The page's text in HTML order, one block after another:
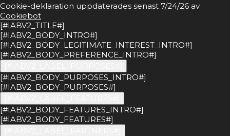
Cookie-deklaration uppdaterades senast 7/24/26 av
Cookiebot
[#IABV2_TITLE#]
[#IABV2_BODY_INTRO#]
[#IABV2_BODY_LEGITIMATE_INTEREST_INTRO#]
[#IABV2_BODY_PREFERENCE_INTRO#]
[#IABV2_BODY_PURPOSES_INTRO#]
[#IABV2_BODY_PURPOSES#]
[#IABV2_BODY_FEATURES_INTRO#]
[#IABV2_BODY_FEATURES#]